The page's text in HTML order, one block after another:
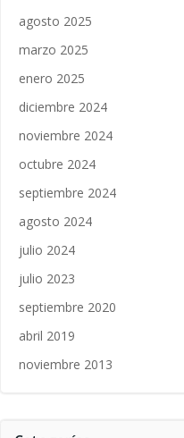
agosto 2025
marzo 2025
enero 2025
diciembre 2024
noviembre 2024
octubre 2024
septiembre 2024
agosto 2024
julio 2024
julio 2023
septiembre 2020
abril 2019
noviembre 2013